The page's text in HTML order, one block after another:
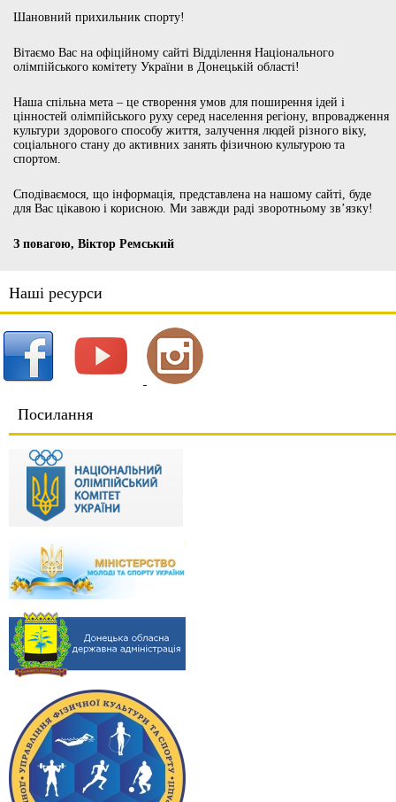
Шановний прихильник спорту!
Вітаємо Вас на офіційному сайті Відділення Національного
олімпійського комітету України в Донецькій області!
Наша спільна мета – це створення умов для поширення ідей і
цінностей олімпійського руху серед населення регіону, впровадження
культури здорового способу життя, залучення людей різного віку,
соціального стану до активних занять фізичною культурою та
спортом.
Сподіваємося, що інформація, представлена на нашому сайті, буде
для Вас цікавою і корисною. Ми завжди раді зворотньому зв’язку!
З повагою, Віктор Ремський
Наші ресурси
Посилання